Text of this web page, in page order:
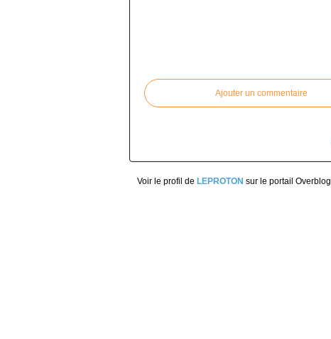
Ajouter un commentaire
Voir le profil de LEPROTON sur le portail Overblog